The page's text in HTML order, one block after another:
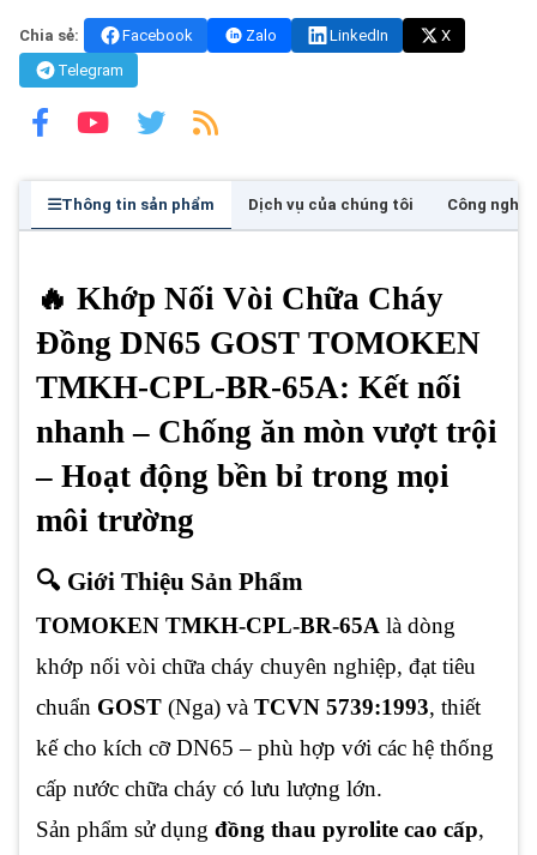
Chia sẻ: Facebook Zalo LinkedIn
X
Telegram
Thông tin sản phẩm Dịch vụ của chúng tôi Công nghệ
🔥 Khớp Nối Vòi Chữa Cháy
Đồng DN65 GOST TOMOKEN
TMKH-CPL-BR-65A: Kết nối
nhanh – Chống ăn mòn vượt trội
– Hoạt động bền bỉ trong mọi
môi trường
🔍 Giới Thiệu Sản Phẩm
TOMOKEN TMKH-CPL-BR-65A là dòng
khớp nối vòi chữa cháy chuyên nghiệp, đạt tiêu
chuẩn GOST (Nga) và TCVN 5739:1993, thiết
kế cho kích cỡ DN65 – phù hợp với các hệ thống
cấp nước chữa cháy có lưu lượng lớn.
Sản phẩm sử dụng đồng thau pyrolite cao cấp,